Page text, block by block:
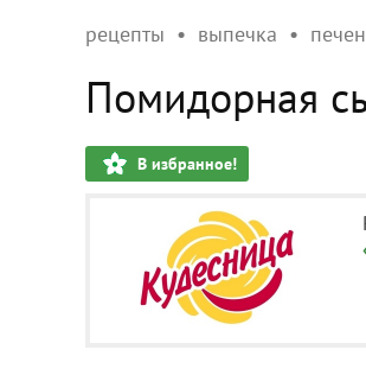
рецепты выпечка
Помидорная
В избранное!